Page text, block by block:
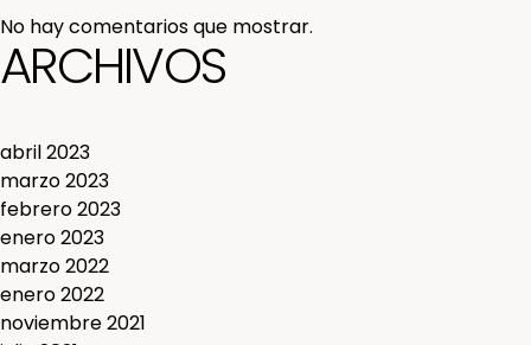
No hay comentarios que mostrar.
ARCHIVOS
abril 2023
marzo 2023
febrero 2023
enero 2023
marzo 2022
enero 2022
noviembre 2021